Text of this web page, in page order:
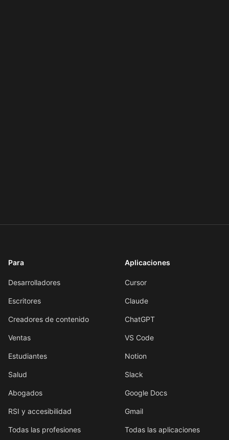
Para
Desarrolladores
Escritores
Creadores de contenido
Ventas
Estudiantes
Salud
Abogados
RSI y accesibilidad
Todas las profesiones
Aplicaciones
Cursor
Claude
ChatGPT
VS Code
Notion
Slack
Google Docs
Gmail
Todas las aplicaciones